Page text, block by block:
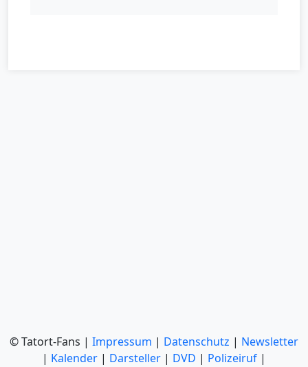
© Tatort-Fans | Impressum | Datenschutz | Newsletter
| Kalender | Darsteller | DVD | Polizeiruf |